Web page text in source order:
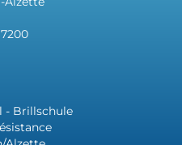
- Brillschule